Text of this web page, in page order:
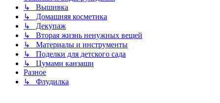
↳ Вышивка
↳ Домашняя косметика
↳ Декупаж
↳ Вторая жизнь ненужных вещей
↳ Материалы и инструменты
↳ Поделки для детского сада
↳ Цумами канзаши
Разное
↳ Флудилка